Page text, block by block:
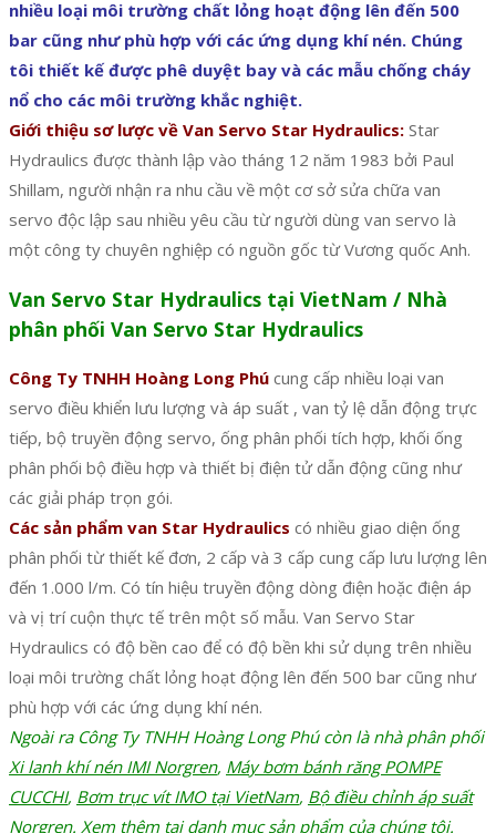
nhiều loại môi trường chất lỏng hoạt động lên đến 500
bar cũng như phù hợp với các ứng dụng khí nén. Chúng
tôi thiết kế được phê duyệt bay và các mẫu chống cháy
nổ cho các môi trường khắc nghiệt.
Giới thiệu sơ lược về Van Servo Star Hydraulics: Star
Hydraulics được thành lập vào tháng 12 năm 1983 bởi Paul
Shillam, người nhận ra nhu cầu về một cơ sở sửa chữa van
servo độc lập sau nhiều yêu cầu từ người dùng van servo là
một công ty chuyên nghiệp có nguồn gốc từ Vương quốc Anh.
Van Servo Star Hydraulics tại VietNam / Nhà
phân phối Van Servo Star Hydraulics
Công Ty TNHH Hoàng Long Phú cung cấp nhiều loại van
servo điều khiển lưu lượng và áp suất , van tỷ lệ dẫn động trực
tiếp, bộ truyền động servo, ống phân phối tích hợp, khối ống
phân phối bộ điều hợp và thiết bị điện tử dẫn động cũng như
các giải pháp trọn gói.
Các sản phẩm van Star Hydraulics có nhiều giao diện ống
phân phối từ thiết kế đơn, 2 cấp và 3 cấp cung cấp lưu lượng lên
đến 1.000 l/m. Có tín hiệu truyền động dòng điện hoặc điện áp
và vị trí cuộn thực tế trên một số mẫu. Van Servo Star
Hydraulics có độ bền cao để có độ bền khi sử dụng trên nhiều
loại môi trường chất lỏng hoạt động lên đến 500 bar cũng như
phù hợp với các ứng dụng khí nén.
Ngoài ra Công Ty TNHH Hoàng Long Phú còn là nhà phân phối
Xi lanh khí nén IMI Norgren, Máy bơm bánh răng POMPE
CUCCHI, Bơm trục vít IMO tại VietNam, Bộ điều chỉnh áp suất
Norgren. Xem thêm tại danh mụcsản phẩmcủa chúng tôi.